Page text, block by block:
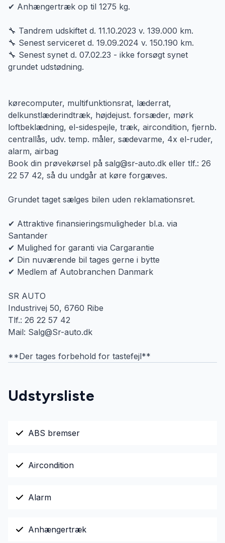
✔ Anhængertræk op til 1275 kg.
🔧 Tandrem udskiftet d. 11.10.2023 v. 139.000 km.
🔧 Senest serviceret d. 19.09.2024 v. 150.190 km.
🔧 Senest synet d. 07.02.23 - ikke forsøgt synet
grundet udstødning.
kørecomputer, multifunktionsrat, læderrat,
delkunstlæderindtræk, højdejust. forsæder, mørk
loftbeklædning, el-sidespejle, træk, aircondition, fjernb.
centrallås, udv. temp. måler, sædevarme, 4x el-ruder,
alarm, airbag
Book din prøvekørsel på salg@sr-auto.dk eller tlf.: 26
22 57 42, så du undgår at køre forgæves.
Grundet taget sælges bilen uden reklamationsret.
✔ Attraktive finansieringsmuligheder bl.a. via
Santander
✔ Mulighed for garanti via Cargarantie
✔ Din nuværende bil tages gerne i bytte
✔ Medlem af Autobranchen Danmark
SR AUTO
Industrivej 50, 6760 Ribe
Tlf.: 26 22 57 42
Mail: Salg@Sr-auto.dk
**Der tages forbehold for tastefejl**
Udstyrsliste
ABS bremser
Aircondition
Alarm
Anhængertræk